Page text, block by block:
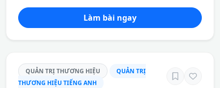
Làm bài ngay
QUẢN TRỊ THƯƠNG HIỆU
QUẢN TRỊ
THƯƠNG HIỆU TIẾNG ANH